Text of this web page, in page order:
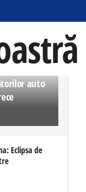
auto
Eclipsa de